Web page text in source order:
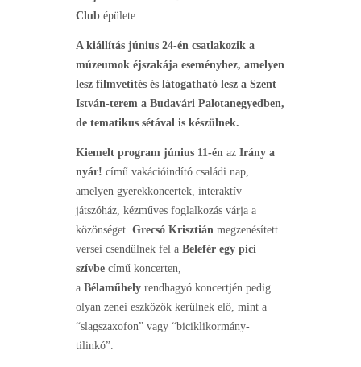
Club épülete.
A kiállítás június 24-én csatlakozik a
múzeumok éjszakája eseményhez, amelyen
lesz filmvetítés és látogatható lesz a Szent
István-terem a Budavári Palotanegyedben,
de tematikus sétával is készülnek.
Kiemelt program június 11-én az Irány a
nyár! című vakációindító családi nap,
amelyen gyerekkoncertek, interaktív
játszóház, kézműves foglalkozás várja a
közönséget. Grecsó Krisztián megzenésített
versei csendülnek fel a Belefér egy pici
szívbe című koncerten,
a Bélaműhely rendhagyó koncertjén pedig
olyan zenei eszközök kerülnek elő, mint a
“slagszaxofon” vagy “biciklikormány-
tilinkó”.